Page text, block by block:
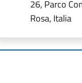
26, Parco
Rosa, Italia